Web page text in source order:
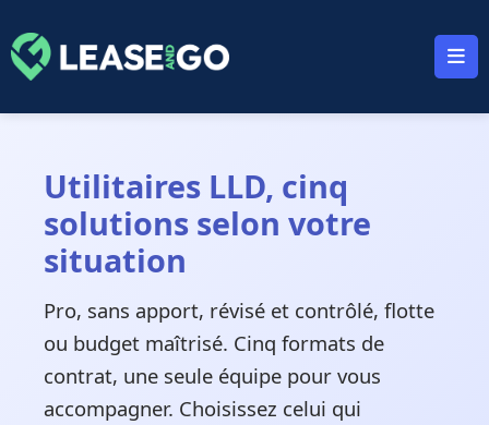
Utilitaires LLD, cinq
solutions selon votre
situation
Pro, sans apport, révisé et contrôlé, flotte
ou budget maîtrisé. Cinq formats de
contrat, une seule équipe pour vous
accompagner. Choisissez celui qui